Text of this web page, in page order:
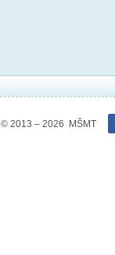
© 2013 – 2026 MŠMT